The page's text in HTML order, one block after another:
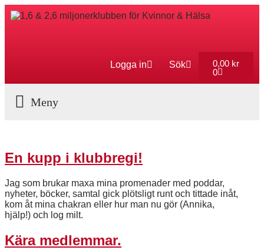
Logga in Sök 0,00 kr
0
En kupp i klubbregi!
Jag som brukar maxa mina promenader med poddar,
nyheter, böcker, samtal gick plötsligt runt och tittade inåt,
kom åt mina chakran eller hur man nu gör (Annika,
hjälp!) och log milt.
Kära medlemmar.